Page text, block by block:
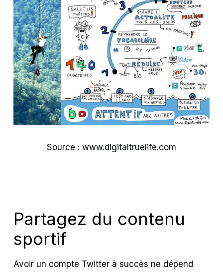
Source : www.digitaltruelife.com
Partagez du contenu
sportif
Avoir un compte Twitter à succès ne dépend